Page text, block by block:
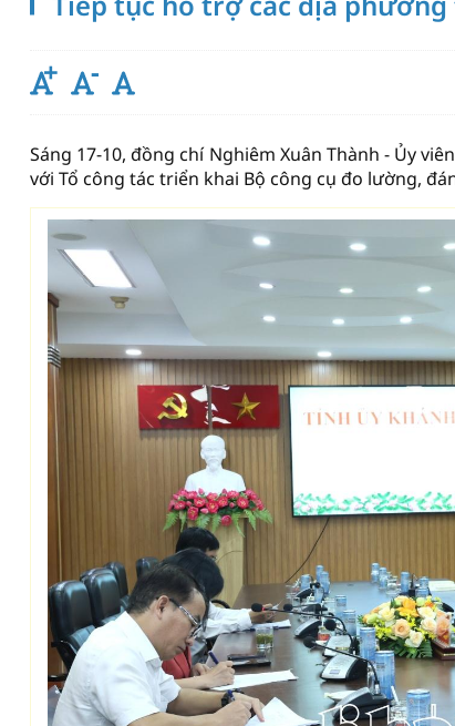
Sáng 17-10, đồng chí Nghiêm Xuân Thành - Ủy
với Tổ công tác triển khai Bộ công cụ đo lường,